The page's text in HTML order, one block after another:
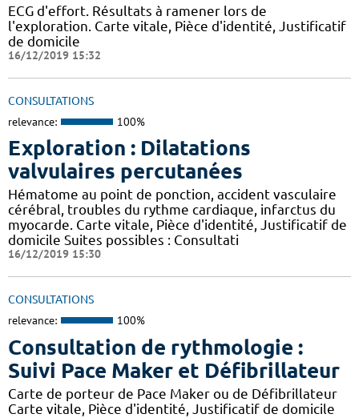
ECG d'effort. Résultats à ramener lors de
l'exploration. Carte vitale, Pièce d'identité, Justificatif
de domicile
16/12/2019 15:32
CONSULTATIONS
relevance: 100%
Exploration : Dilatations
valvulaires percutanées
Hématome au point de ponction, accident vasculaire
cérébral, troubles du rythme cardiaque, infarctus du
myocarde. Carte vitale, Pièce d'identité, Justificatif de
domicile Suites possibles : Consultati
16/12/2019 15:30
CONSULTATIONS
relevance: 100%
Consultation de rythmologie :
Suivi Pace Maker et Défibrillateur
Carte de porteur de Pace Maker ou de Défibrillateur
Carte vitale, Pièce d'identité, Justificatif de domicile